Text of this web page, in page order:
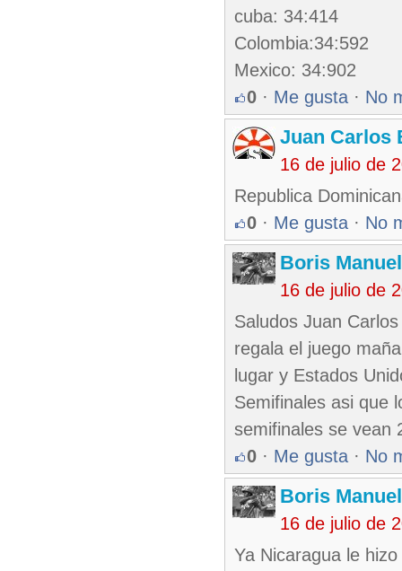
cuba: 34:414
Colombia:34:592
Mexico: 34:902
0 · Me gusta · No
Juan Carlos
16 de julio de
Republica
0 · Me gusta · No
Boris
16 de julio de
Saludos Juan
regala el juego
lugar y Estados
Semifinales asi que
semifinales se vean
0 · Me gusta · No
Boris
16 de julio de
Ya Nicaragua le